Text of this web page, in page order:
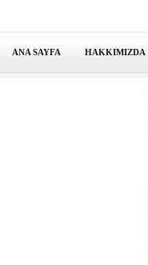
ANA SAYFA HAKKIMIZDA